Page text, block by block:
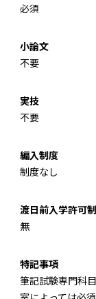
必須
小論文
不要
実技
不要
編入制度
制度なし
渡日前入学許可
無
特記事項
筆記試験専門科